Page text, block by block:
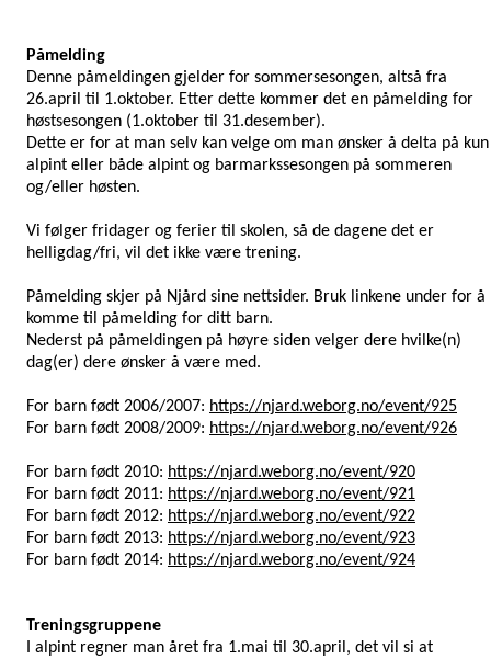
Påmelding
Denne påmeldingen gjelder for sommersesongen, altså fra
26.april til 1.oktober. Etter dette kommer det en påmelding for
høstsesongen (1.oktober til 31.desember).
Dette er for at man selv kan velge om man ønsker å delta på kun
alpint eller både alpint og barmarkssesongen på sommeren
og/eller høsten.
Vi følger fridager og ferier til skolen, så de dagene det er
helligdag/fri, vil det ikke være trening.
Påmelding skjer på Njård sine nettsider. Bruk linkene under for å
komme til påmelding for ditt barn.
Nederst på påmeldingen på høyre siden velger dere hvilke(n)
dag(er) dere ønsker å være med.
For barn født 2006/2007: https://njard.weborg.no/event/925
For barn født 2008/2009: https://njard.weborg.no/event/926
For barn født 2010: https://njard.weborg.no/event/920
For barn født 2011: https://njard.weborg.no/event/921
For barn født 2012: https://njard.weborg.no/event/922
For barn født 2013: https://njard.weborg.no/event/923
For barn født 2014: https://njard.weborg.no/event/924
Treningsgruppene
I alpint regner man året fra 1.mai til 30.april, det vil si at